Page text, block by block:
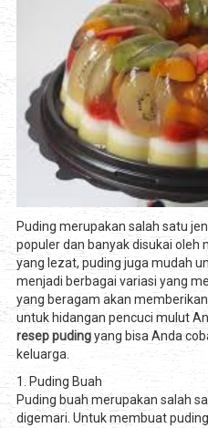
Puding merupakan salah satu
populer dan banyak disukai oleh
yang lezat, puding juga mudah
menjadi berbagai variasi yang
yang beragam akan
untuk hidangan pencuci mulut
resep pudingyang bisa Anda
keluarga.
1. Puding Buah
Puding buah merupakan salah
digemari. Untuk membuat